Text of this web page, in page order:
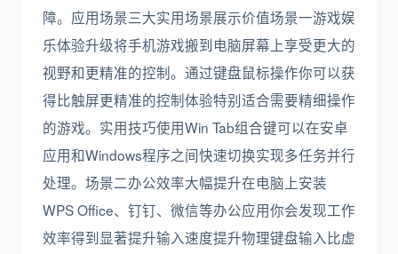
障。应用场景三大实用场景展示价值场景一游戏娱
乐体验升级将手机游戏搬到电脑屏幕上享受更大的
视野和更精准的控制。通过键盘鼠标操作你可以获
得比触屏更精准的控制体验特别适合需要精细操作
的游戏。实用技巧使用Win Tab组合键可以在安卓
应用和Windows程序之间快速切换实现多任务并行
处理。场景二办公效率大幅提升在电脑上安装
WPS Office、钉钉、微信等办公应用你会发现工作
效率得到显著提升输入速度提升物理键盘输入比虚